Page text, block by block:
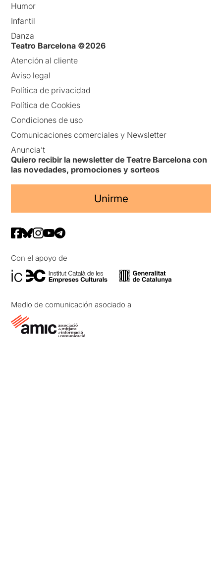
Humor
Infantil
Danza
Teatro Barcelona ©2026
Atención al cliente
Aviso legal
Política de privacidad
Política de Cookies
Condiciones de uso
Comunicaciones comerciales y Newsletter
Anuncia’t
Quiero recibir la newsletter de Teatre Barcelona con
las novedades, promociones y sorteos
Unirme
Con el apoyo de
Medio de comunicación asociado a